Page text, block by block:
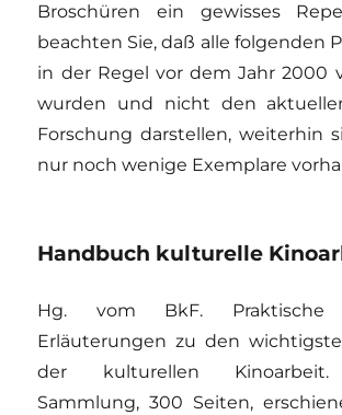
Broschüren ein gewisses
beachten Sie, daß alle folgenden
in der Regel vor dem Jahr 2000
wurden und nicht den
Forschung darstellen, weiterhin
nur noch wenige Exemplare
Handbuch kulturelle
Hg. vom BkF.
Erläuterungen zu den
der kulturellen Kinoarbeit.
Sammlung, 300 Seiten,